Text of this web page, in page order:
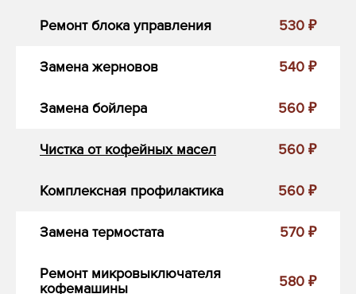
Ремонт блока управления 530 ₽
Замена жерновов 540 ₽
Замена бойлера 560 ₽
Чистка от кофейных масел 560 ₽
Комплексная профилактика 560 ₽
Замена термостата 570 ₽
Ремонт микровыключателя
кофемашины
580 ₽